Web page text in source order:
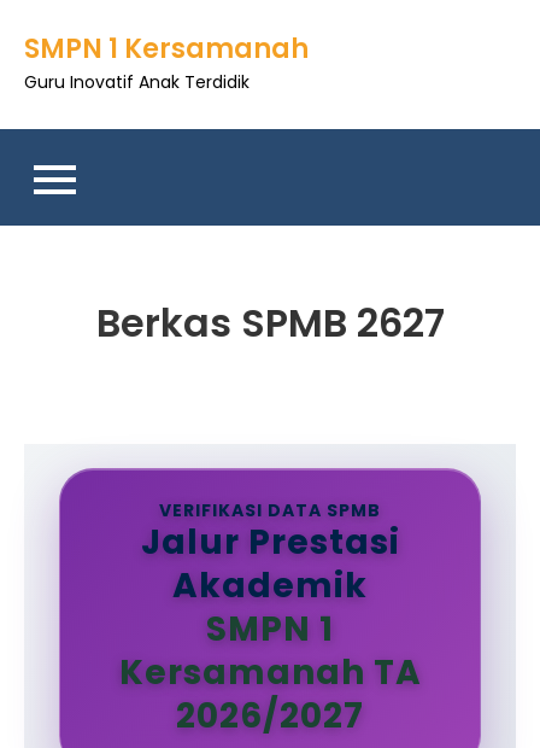
content
SMPN 1 Kersamanah
Guru Inovatif Anak Terdidik
Berkas SPMB 2627
VERIFIKASI DATA SPMB
Jalur Prestasi
Akademik
SMPN 1
Kersamanah TA
2026/2027